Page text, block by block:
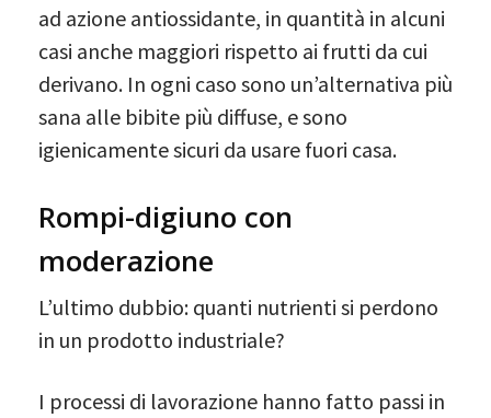
ad azione antiossidante, in quantità in alcuni
casi anche maggiori rispetto ai frutti da cui
derivano. In ogni caso sono un’alternativa più
sana alle bibite più diffuse, e sono
igienicamente sicuri da usare fuori casa.
Rompi-digiuno con
moderazione
L’ultimo dubbio: quanti nutrienti si perdono
in un prodotto industriale?
I processi di lavorazione hanno fatto passi in